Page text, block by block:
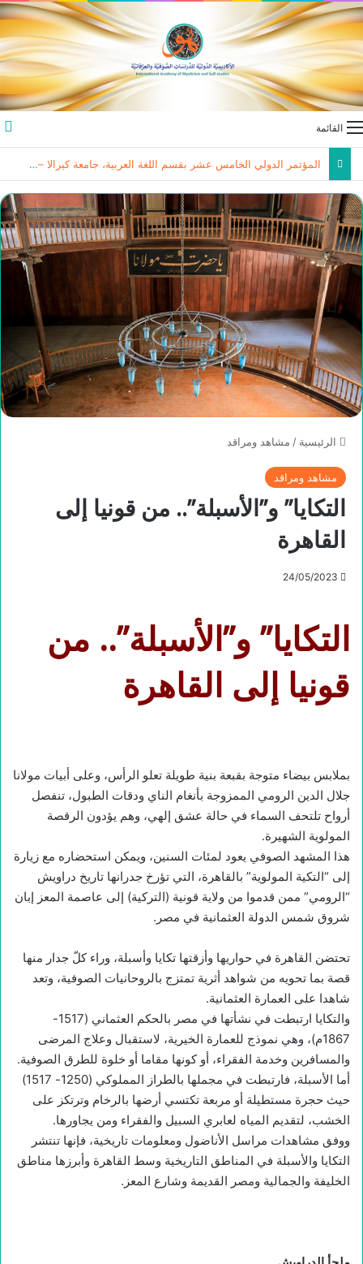
القائمة
المؤتمر الدولي الخامس عشر بقسم اللغة العربية، جامعة كيرالا – الهند
الرئيسية / مشاهد ومراقد
مشاهد ومراقد
التكايا” و”الأسبلة”.. من قونيا إلى
القاهرة
24/05/2023
التكايا” و”الأسبلة”.. من
قونيا إلى القاهرة
بملابس بيضاء متوجة بقبعة بنية طويلة تعلو الرأس، وعلى أبيات مولانا
جلال الدين الرومي الممزوجة بأنغام الناي ودقات الطبول، تنفصل
أرواح تلتحف السماء في حالة عشق إلهي، وهم يؤدون الرقصة
المولوية الشهيرة.
هذا المشهد الصوفي يعود لمئات السنين، ويمكن استحضاره مع زيارة
إلى “التكية المولوية” بالقاهرة، التي تؤرخ جدرانها تاريخ دراويش
“الرومي” ممن قدموا من ولاية قونية (التركية) إلى عاصمة المعز إبان
شروق شمس الدولة العثمانية في مصر.
تحتضن القاهرة في حواريها وأزقتها تكايا وأسبلة، وراء كلّ جدار منها
قصة بما تحويه من شواهد أثرية تمتزج بالروحانيات الصوفية، وتعد
شاهدا على العمارة العثمانية.
والتكايا ارتبطت في نشأتها في مصر بالحكم العثماني (1517-
1867م)، وهي نموذج للعمارة الخيرية، لاستقبال وعلاج المرضى
والمسافرين وخدمة الفقراء، أو كونها مقاما أو خلوة للطرق الصوفية.
أما الأسبلة، فارتبطت في مجملها بالطراز المملوكي (1250- 1517)
حيث حجرة مستطيلة أو مربعة تكتسي أرضها بالرخام وترتكز على
الخشب، لتقديم المياه لعابري السبيل والفقراء ومن يجاورها.
ووفق مشاهدات مراسل الأناضول ومعلومات تاريخية، فإنها تنتشر
التكايا والأسبلة في المناطق التاريخية وسط القاهرة وأبرزها مناطق
الخليفة والجمالية ومصر القديمة وشارع المعز.